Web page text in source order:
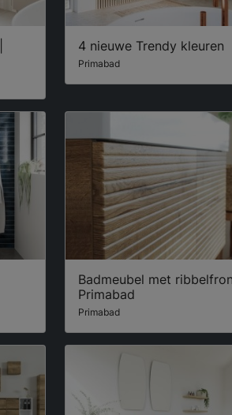
4 nieuwe Trendy kleuren
Primabad
Badmeubel met
Primabad
Primabad